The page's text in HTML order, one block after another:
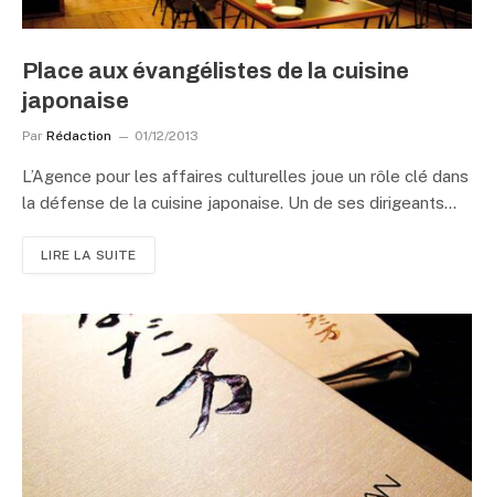
Place aux évangélistes de la cuisine
japonaise
Par Rédaction 01/12/2013
L’Agence pour les affaires culturelles joue un rôle clé dans
la défense de la cuisine japonaise. Un de ses dirigeants…
LIRE LA SUITE